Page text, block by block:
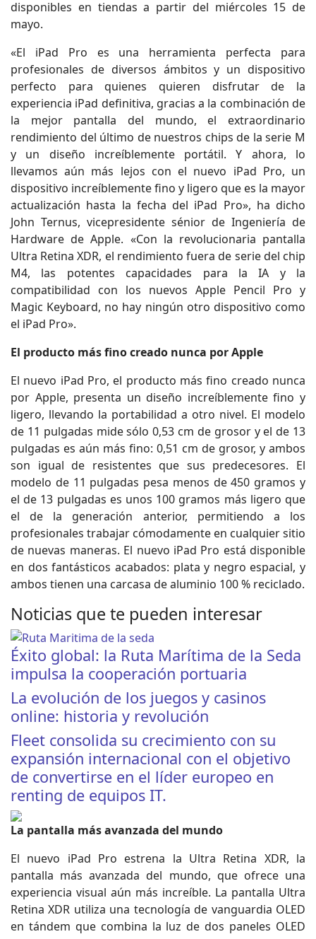
disponibles en tiendas a partir del miércoles 15 de
mayo.
«El iPad Pro es una herramienta perfecta para
profesionales de diversos ámbitos y un dispositivo
perfecto para quienes quieren disfrutar de la
experiencia iPad definitiva, gracias a la combinación de
la mejor pantalla del mundo, el extraordinario
rendimiento del último de nuestros chips de la serie M
y un diseño increíblemente portátil. Y ahora, lo
llevamos aún más lejos con el nuevo iPad Pro, un
dispositivo increíblemente fino y ligero que es la mayor
actualización hasta la fecha del iPad Pro», ha dicho
John Ternus, vicepresidente sénior de Ingeniería de
Hardware de Apple. «Con la revolucionaria pantalla
Ultra Retina XDR, el rendimiento fuera de serie del chip
M4, las potentes capacidades para la IA y la
compatibilidad con los nuevos Apple Pencil Pro y
Magic Keyboard, no hay ningún otro dispositivo como
el iPad Pro».
El producto más fino creado nunca por Apple
El nuevo iPad Pro, el producto más fino creado nunca
por Apple, presenta un diseño increíblemente fino y
ligero, llevando la portabilidad a otro nivel. El modelo
de 11 pulgadas mide sólo 0,53 cm de grosor y el de 13
pulgadas es aún más fino: 0,51 cm de grosor, y ambos
son igual de resistentes que sus predecesores. El
modelo de 11 pulgadas pesa menos de 450 gramos y
el de 13 pulgadas es unos 100 gramos más ligero que
el de la generación anterior, permitiendo a los
profesionales trabajar cómodamente en cualquier sitio
de nuevas maneras. El nuevo iPad Pro está disponible
en dos fantásticos acabados: plata y negro espacial, y
ambos tienen una carcasa de aluminio 100 % reciclado.
Noticias que te pueden interesar
Éxito global: la Ruta Marítima de la Seda
impulsa la cooperación portuaria
La evolución de los juegos y casinos
online: historia y revolución
Fleet consolida su crecimiento con su
expansión internacional con el objetivo
de convertirse en el líder europeo en
renting de equipos IT.
La pantalla más avanzada del mundo
El nuevo iPad Pro estrena la Ultra Retina XDR, la
pantalla más avanzada del mundo, que ofrece una
experiencia visual aún más increíble. La pantalla Ultra
Retina XDR utiliza una tecnología de vanguardia OLED
en tándem que combina la luz de dos paneles OLED